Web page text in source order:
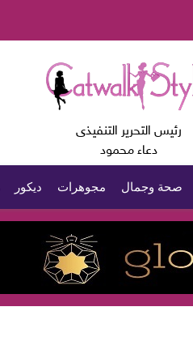
رئيس التحرير التنفيذى
دعاء محمود
صحة وجمال مجوهرات ديكور